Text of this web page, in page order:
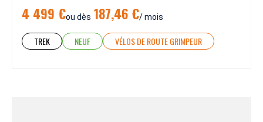
4 499 €ou dès 187,46 €/ mois
TREK NEUF VÉLOS DE ROUTE GRIMPEUR